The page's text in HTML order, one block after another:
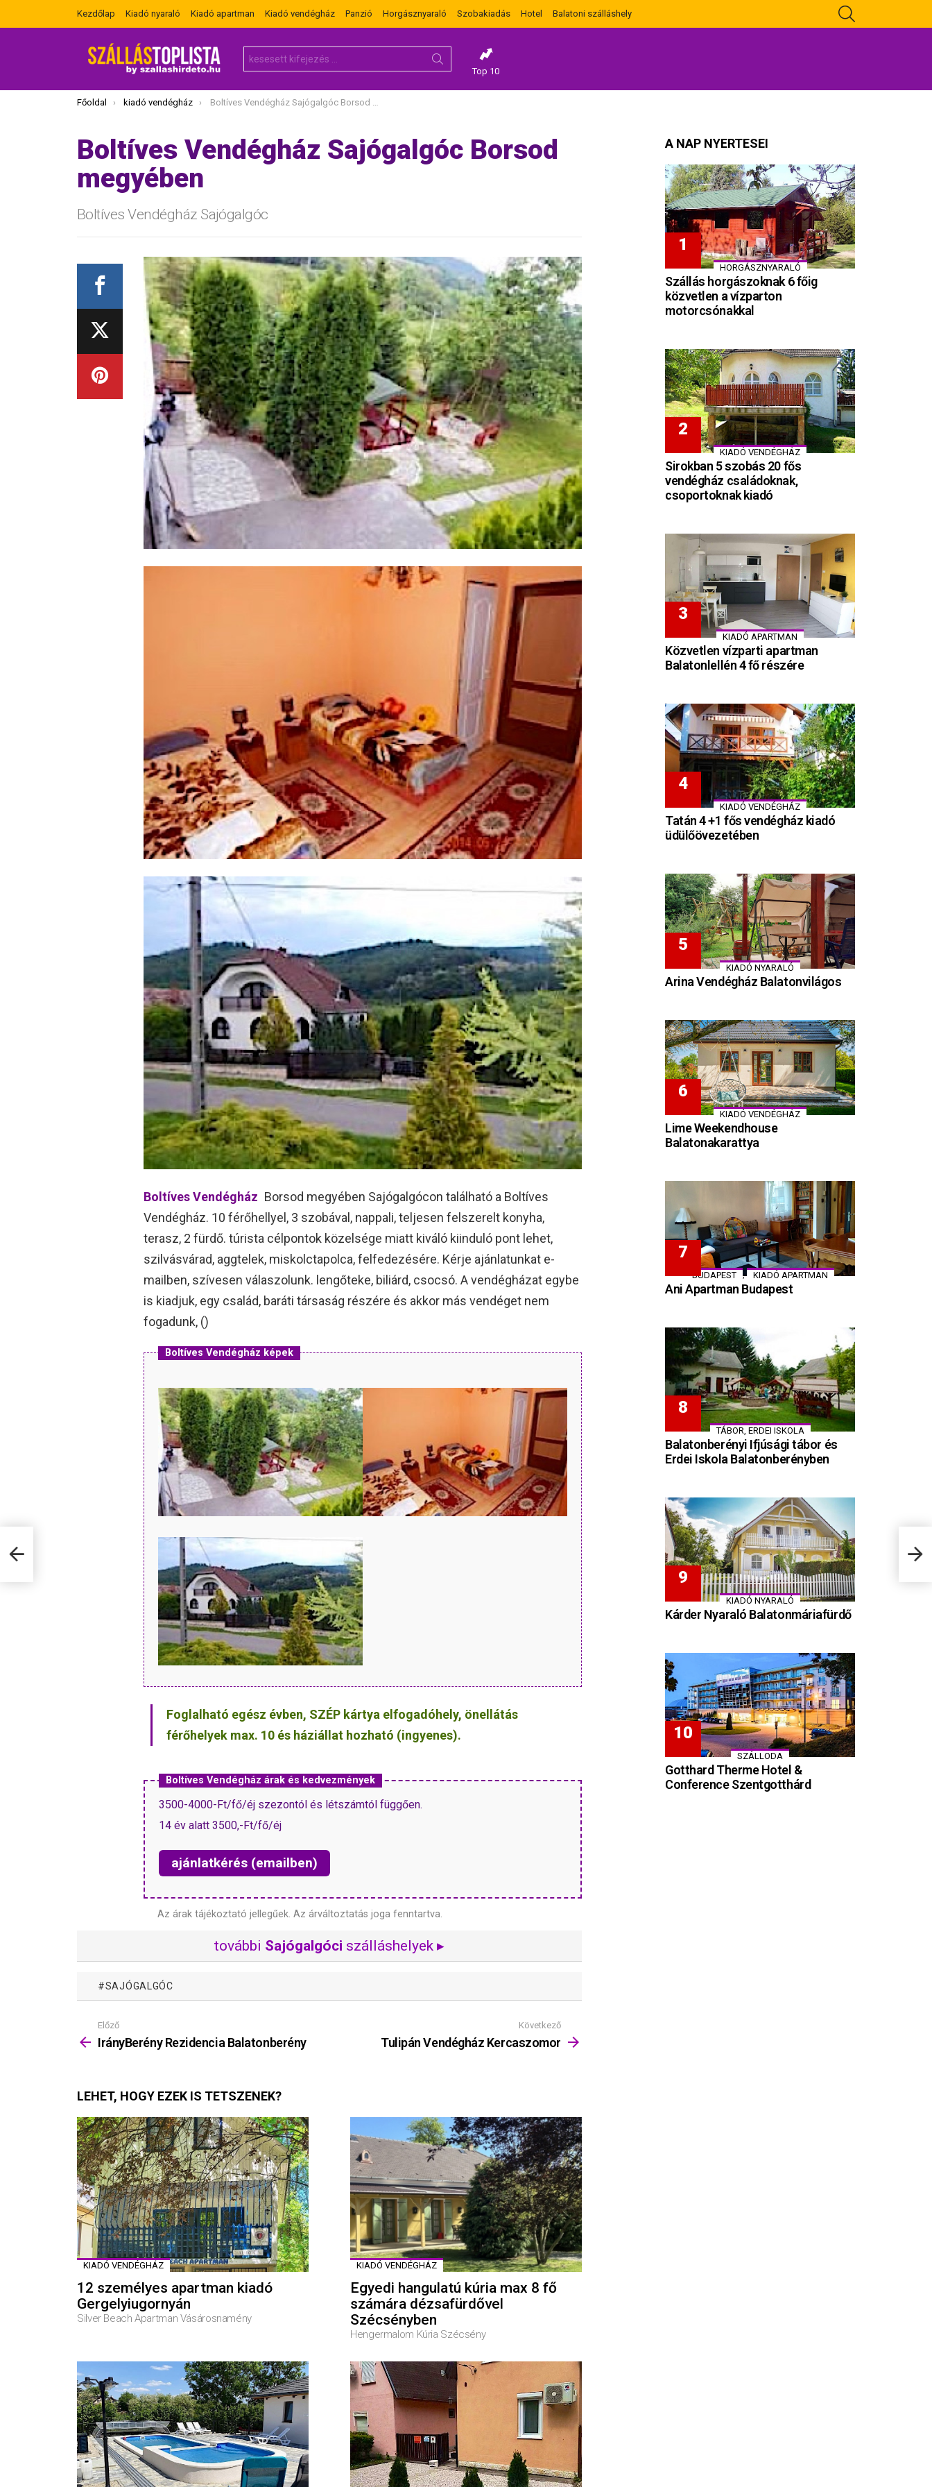
Kezdőlap Kiadó nyaraló Kiadó apartman Kiadó vendégház Panzió Horgásznyaraló Szobakiadás Hotel Balatoni szálláshely
for:
Top 10
Itt vagy most:
Főoldal kiadó vendégház Boltíves Vendégház Sajógalgóc Borsod megyében
Boltíves Vendégház Sajógalgóc Borsod
megyében
Boltíves Vendégház Sajógalgóc
Boltíves Vendégház Borsod megyében Sajógalgócon található a Boltíves
Vendégház. 10 férőhellyel, 3 szobával, nappali, teljesen felszerelt konyha,
terasz, 2 fürdő. túrista célpontok közelsége miatt kiváló kiinduló pont lehet,
szilvásvárad, aggtelek, miskolctapolca, felfedezésére. Kérje ajánlatunkat e-
mailben, szívesen válaszolunk. lengőteke, biliárd, csocsó. A vendégházat egybe
is kiadjuk, egy család, baráti társaság részére és akkor más vendéget nem
fogadunk, ()
Boltíves Vendégház képek
Foglalható egész évben, SZÉP kártya elfogadóhely, önellátás
férőhelyek max. 10 és háziállat hozható (ingyenes).
Boltíves Vendégház árak és kedvezmények
3500-4000-Ft/fő/éj szezontól és létszámtól függően.
14 év alatt 3500,-Ft/fő/éj
ajánlatkérés (emailben)
Az árak tájékoztató jellegűek. Az árváltoztatás joga fenntartva.
további Sajógalgóci szálláshelyek ▸
SAJÓGALGÓC
Mutass
többet
Előző
IrányBerény Rezidencia Balatonberény
Következő
Tulipán Vendégház Kercaszomor
LEHET, HOGY EZEK IS TETSZENEK?
KIADÓ VENDÉGHÁZ
12 személyes apartman kiadó
Gergelyiugornyán
Silver Beach Apartman Vásárosnamény
KIADÓ VENDÉGHÁZ
Egyedi hangulatú kúria max 8 fő
számára dézsafürdővel
Szécsényben
Hengermalom Kúria Szécsény
A NAP NYERTESEI
HORGÁSZNYARALÓ
Szállás horgászoknak 6 főig
közvetlen a vízparton
motorcsónakkal
KIADÓ VENDÉGHÁZ
Sirokban 5 szobás 20 fős
vendégház családoknak,
csoportoknak kiadó
KIADÓ APARTMAN
Közvetlen vízparti apartman
Balatonlellén 4 fő részére
KIADÓ VENDÉGHÁZ
Tatán 4 +1 fős vendégház kiadó
üdülőövezetében
KIADÓ NYARALÓ
Arina Vendégház Balatonvilágos
KIADÓ VENDÉGHÁZ
Lime Weekendhouse
Balatonakarattya
BUDAPEST , KIADÓ APARTMAN
Ani Apartman Budapest
TÁBOR, ERDEI ISKOLA
Balatonberényi Ifjúsági tábor és
Erdei Iskola Balatonberényben
KIADÓ NYARALÓ
Kárder Nyaraló Balatonmáriafürdő
SZÁLLODA
Gotthard Therme Hotel &
Conference Szentgotthárd